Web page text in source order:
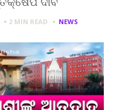
2 MIN READ NEWS